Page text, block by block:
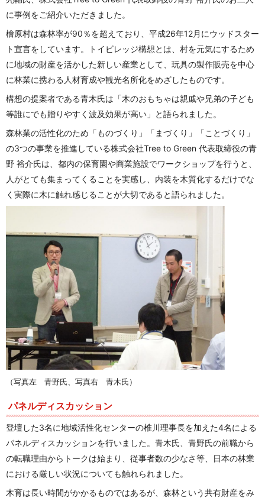
に事例をご紹介いただきました。
檜原村は森林率が90％を超えており、平成26年12月にウッドスター
ト宣言をしています。トイビレッジ構想とは、村を元気にするため
に地域の財産を活かした新しい産業として、玩具の製作販売を中心
に林業に携わる人材育成や観光名所化をめざしたものです。
構想の提案者である青木氏は「木のおもちゃは親戚や兄弟の子ども
等誰にでも贈りやすく波及効果が高い」と語られました。
森林業の活性化のため「ものづくり」「まづくり」「ことづくり」
の3つの事業を推進している株式会社Tree to Green 代表取締役の青
野 裕介氏は、都内の保育園や商業施設でワークショップを行うと、
人がとても集まってくることを実感し、内装を木質化するだけでな
く実際に木に触れ感じることが大切であると語られました。
（写真左 青野氏、写真右 青木氏）
パネルディスカッション
登壇した3名に地域活性化センターの椎川理事長を加えた4名による
パネルディスカッションを行いました。青木氏、青野氏の前職から
の転職理由からトークは始まり、従事者数の少なさ等、日本の林業
における厳しい状況についても触れられました。
木育は長い時間がかかるものではあるが、森林という共有財産をみ